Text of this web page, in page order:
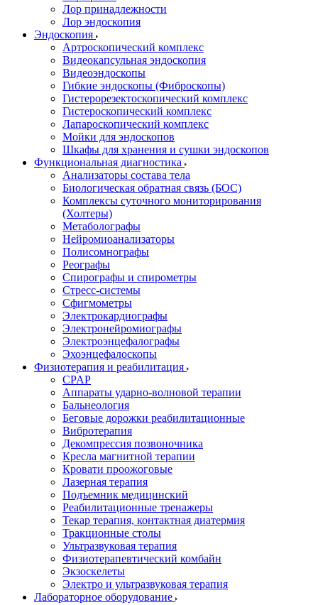
Лор принадлежности
Лор эндоскопия
Эндоскопия
Артроскопический комплекс
Видеокапсульная эндоскопия
Видеоэндоскопы
Гибкие эндоскопы (Фиброcкопы)
Гистерорезектоскопический комплекс
Гистероскопический комплекс
Лапароскопический комплекс
Мойки для эндоскопов
Шкафы для хранения и сушки эндоскопов
Функциональная диагностика
Анализаторы состава тела
Биологическая обратная связь (БОС)
Комплексы суточного мониторирования
(Холтеры)
Метаболографы
Нейромиоанализаторы
Полисомнографы
Реографы
Спирографы и спирометры
Стресс-системы
Сфигмометры
Электрокардиографы
Электронейромиографы
Электроэнцефалографы
Эхоэнцефалоскопы
Физиотерапия и реабилитация
CPAP
Аппараты ударно-волновой терапии
Бальнеология
Беговые дорожки реабилитационные
Вибротерапия
Декомпрессия позвоночника
Кресла магнитной терапии
Кровати проожоговые
Лазерная терапия
Подъемник медицинский
Реабилитационные тренажеры
Текар терапия, контактная диатермия
Тракционные столы
Ультразвуковая терапия
Физиотерапевтический комбайн
Экзоскелеты
Электро и ультразвуковая терапия
Лабораторное оборудование